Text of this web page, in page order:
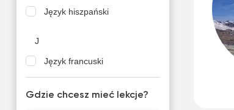
Język hiszpański
J
Język francuski
Gdzie chcesz mieć lekcje?